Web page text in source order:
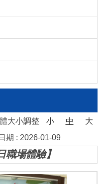
大小調整 小 中 大
期 : 2026-01-09
職場體驗】